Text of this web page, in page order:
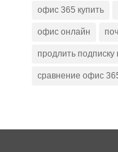
офис 365 купить
офис онлайн
продлить
сравнение офис